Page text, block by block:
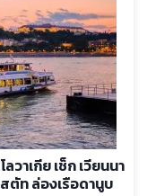
วาเกีย เช็ก เวียนนา
ตัท ล่องเรือดานูบ